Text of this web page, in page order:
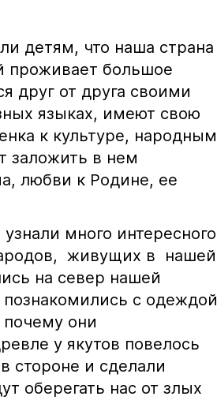
детям, что наша страна
проживает большое
друг от друга своими
языках, имеют свою
к культуре, народным
заложить в нем
любви к Родине, ее
много интересного
живущих в нашей
на север нашей
с одеждой
почему они
у якутов повелось
стороне и сделали
оберегать нас от злых